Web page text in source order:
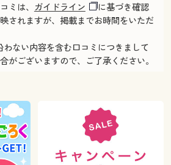
ミは、 ガイドライン
に基づき確認
されますが、掲載までお時間をいただ
わない内容を含む口コミにつきまして
がございますので、ご了承ください。